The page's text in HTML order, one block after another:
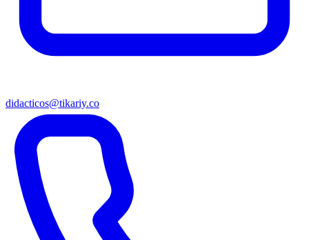
didacticos@tikariy.co